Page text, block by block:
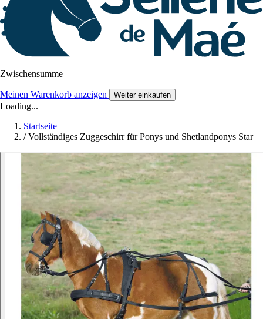
Zwischensumme
Meinen Warenkorb anzeigen Weiter einkaufen
Loading...
Startseite
/ Vollständiges Zuggeschirr für Ponys und Shetlandponys Star